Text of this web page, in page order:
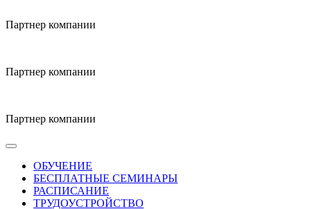
Партнер компании
Партнер компании
Партнер компании
ОБУЧЕНИЕ
БЕСПЛАТНЫЕ СЕМИНАРЫ
РАСПИСАНИЕ
ТРУДОУСТРОЙСТВО